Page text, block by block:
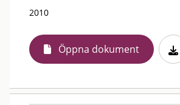
2010
Öppna dokument